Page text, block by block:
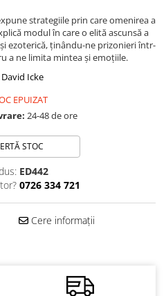
strategiile prin care omenirea a
modul în care o elită ascunsă a
ezoterică, ținându-ne prizonieri într-
a ne limita mintea și emoțiile.
David Icke
EPUIZAT
24-48 de ore
STOC
ED442
0726 334 721
Cere informații